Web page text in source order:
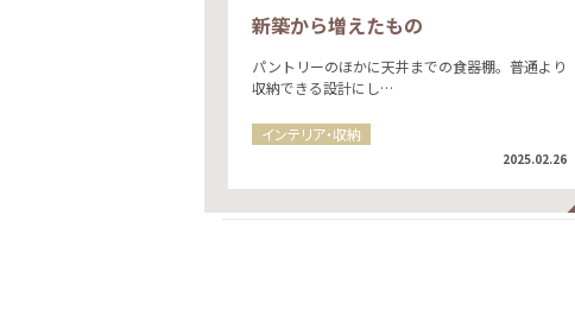
新築から増えたもの
パントリーのほかに天井までの食器棚。普通より
収納できる設計にし…
インテリア・収納
2025.02.26